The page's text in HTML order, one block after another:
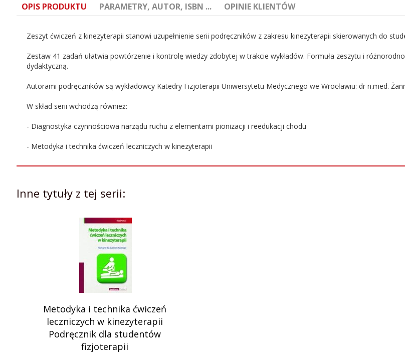
OPIS PRODUKTU PARAMETRY, AUTOR, ISBN ... OPINIE KLIENTÓW
Zeszyt ćwiczeń z kinezyterapii stanowi uzupełnienie serii podręczników z zakresu kinezyterapii skierowanych do
Zestaw 41 zadań ułatwia powtórzenie i kontrolę wiedzy zdobytej w trakcie wykładów. Formuła zeszytu i
dydaktyczną.
Autorami podręczników są wykładowcy Katedry Fizjoterapii Uniwersytetu Medycznego we Wrocławiu: dr n.med.
W skład serii wchodzą również:
- Diagnostyka czynnościowa narządu ruchu z elementami pionizacji i reedukacji chodu
- Metodyka i technika ćwiczeń leczniczych w kinezyterapii
ISBN: 9788378460251
Autor: Żanna Fiodorenko-Dumas
wydania:
1
32
16.5
23.5
Okładka: miękka
Inne tytuły z tej serii:
Metodyka i technika ćwiczeń
leczniczych w kinezyterapii
Podręcznik dla studentów
fizjoterapii